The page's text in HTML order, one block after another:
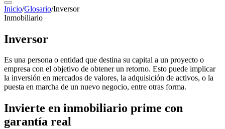
Inicio/Glosario/Inversor
Inmobiliario
Inversor
Es una persona o entidad que destina su capital a un proyecto o
empresa con el objetivo de obtener un retorno. Esto puede implicar
la inversión en mercados de valores, la adquisición de activos, o la
puesta en marcha de un nuevo negocio, entre otras forma.
Invierte en inmobiliario prime con
garantía real